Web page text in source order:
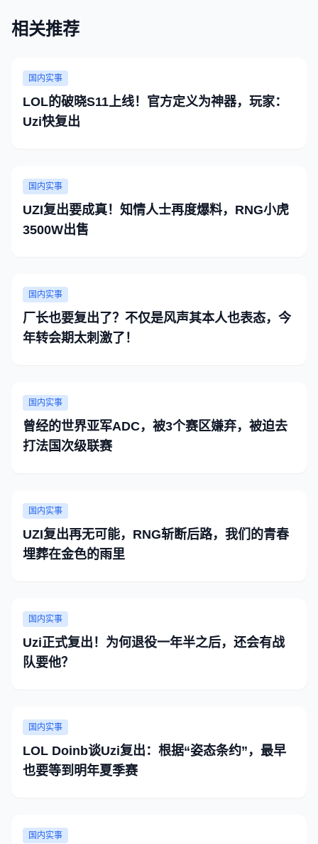
相关推荐
国内实事
LOL的破晓S11上线！官方定义为神器，玩家：
Uzi快复出
国内实事
UZI复出要成真！知情人士再度爆料，RNG小虎
3500W出售
国内实事
厂长也要复出了？不仅是风声其本人也表态，今
年转会期太刺激了！
国内实事
曾经的世界亚军ADC，被3个赛区嫌弃，被迫去
打法国次级联赛
国内实事
UZI复出再无可能，RNG斩断后路，我们的青春
埋葬在金色的雨里
国内实事
Uzi正式复出！为何退役一年半之后，还会有战
队要他？
国内实事
LOL Doinb谈Uzi复出：根据“姿态条约”，最早
也要等到明年夏季赛
国内实事